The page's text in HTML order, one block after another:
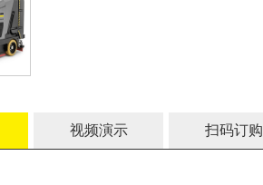
视频演示 扫码订购